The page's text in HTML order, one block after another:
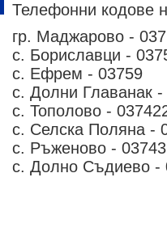
Телефонни кодове
гр. Маджарово -
с. Бориславци -
с. Ефрем - 03759
с. Долни Главанак -
с. Тополово -
с. Селска Поляна -
с. Ръженово - 03743
с. Долно Съдиево -